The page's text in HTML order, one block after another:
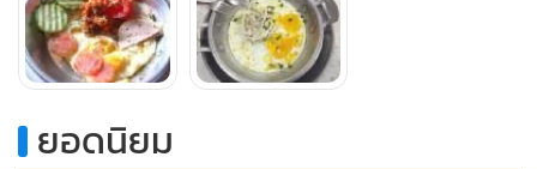
ยอดนิยม